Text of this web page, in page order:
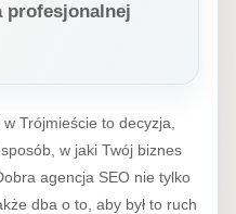
profesjonalnej
Trójmieście to decyzja,
w jaki Twój biznes
agencja SEO nie tylko
dba o to, aby był to ruch